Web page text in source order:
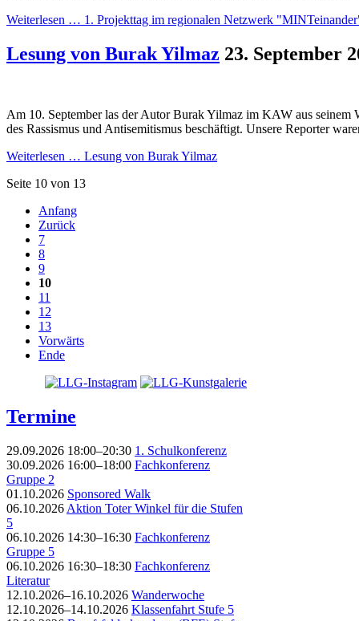
Weiterlesen … 1. Projekttag im regionalen Netzwerk
Lesung von Burak Yilmaz 23. September
Am 10. September las der Autor Burak Yilmaz im KAW aus seinem
des Rassismus und Antisemitismus beschäftigt. Unsere Reporter
Weiterlesen … Lesung von Burak Yilmaz
Seite 10 von 13
Anfang
Zurück
7
8
9
10
11
12
13
Vorwärts
Ende
Termine
29.09.2026 18:00–20:30 1. Schulkonferenz
30.09.2026 16:00–18:00 Fachkonferenz
Gruppe 2
01.10.2026 Sponsored Walk
06.10.2026 Aktion Toter Winkel für die Stufen
5
06.10.2026 14:30–16:30 Fachkonferenz
Gruppe 5
06.10.2026 16:30–18:30 Fachkonferenz
Literatur
12.10.2026–16.10.2026 Wanderwoche
12.10.2026–14.10.2026 Klassenfahrt Stufe 5